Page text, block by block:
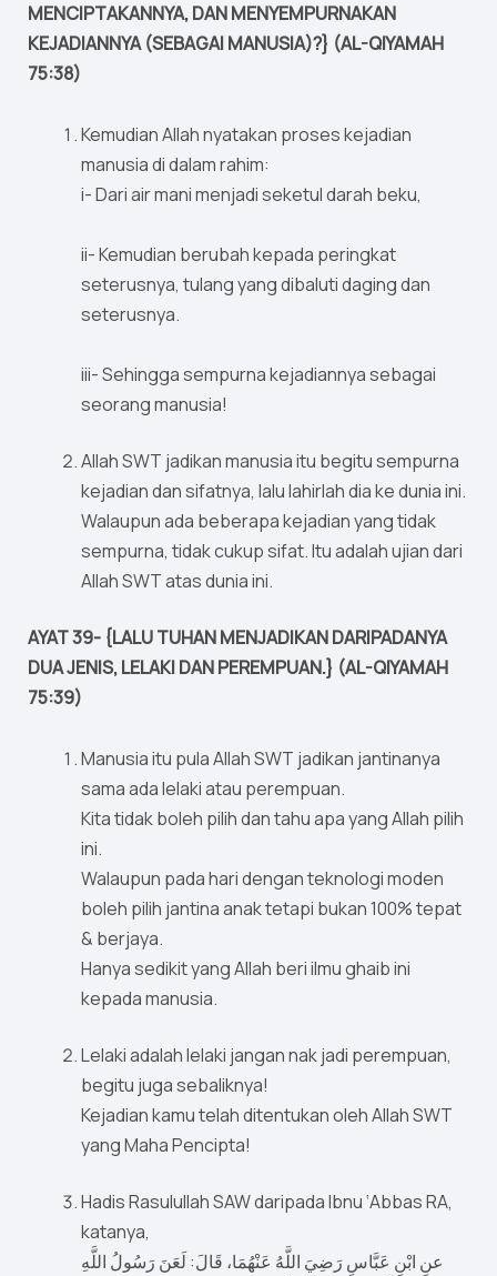
MENCIPTAKANNYA, DAN MENYEMPURNAKAN
KEJADIANNYA (SEBAGAI MANUSIA)?} (AL-QIYAMAH
75:38)
Kemudian Allah nyatakan proses kejadian
manusia di dalam rahim:
i- Dari air mani menjadi seketul darah beku,
ii- Kemudian berubah kepada peringkat
seterusnya, tulang yang dibaluti daging dan
seterusnya.
iii- Sehingga sempurna kejadiannya sebagai
seorang manusia!
Allah SWT jadikan manusia itu begitu sempurna
kejadian dan sifatnya, lalu lahirlah dia ke dunia ini.
Walaupun ada beberapa kejadian yang tidak
sempurna, tidak cukup sifat. Itu adalah ujian dari
Allah SWT atas dunia ini.
AYAT 39- {LALU TUHAN MENJADIKAN DARIPADANYA
DUA JENIS, LELAKI DAN PEREMPUAN.} (AL-QIYAMAH
75:39)
Manusia itu pula Allah SWT jadikan jantinanya
sama ada lelaki atau perempuan.
Kita tidak boleh pilih dan tahu apa yang Allah pilih
ini.
Walaupun pada hari dengan teknologi moden
boleh pilih jantina anak tetapi bukan 100% tepat
& berjaya.
Hanya sedikit yang Allah beri ilmu ghaib ini
kepada manusia.
Lelaki adalah lelaki jangan nak jadi perempuan,
begitu juga sebaliknya!
Kejadian kamu telah ditentukan oleh Allah SWT
yang Maha Pencipta!
Hadis Rasulullah SAW daripada Ibnu ‘Abbas RA,
katanya,
عنِ ابْنِ عَبَّاسٍ رَضِيَ اللَّهُ عَنْهُمَا، قَالَ: لَعَنَ رَسُولُ اللَّهِ